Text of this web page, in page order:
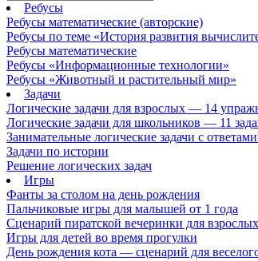
Ребусы
Ребусы математические (авторские)
Ребусы по теме «История развития
Ребусы математические
Ребусы «Информационные технологии»
Ребусы «Животный и растительный мир»
Задачи
Логические задачи для взрослых — 14
Логические задачи для школьников — 11
Занимательные логические задачи с
Задачи по истории
Решение логических задач
Игры
Фанты за столом на день рождения
Пальчиковые игры для малышей от 1 года
Сценарий пиратской вечеринки для взрослых
Игры для детей во время прогулки
День рождения кота — сценарий для